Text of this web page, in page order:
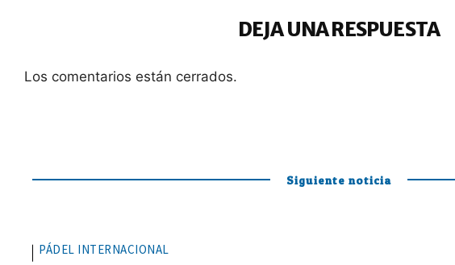
DEJA UNA RESPUESTA
Los comentarios están cerrados.
Siguiente noticia
PÁDEL INTERNACIONAL